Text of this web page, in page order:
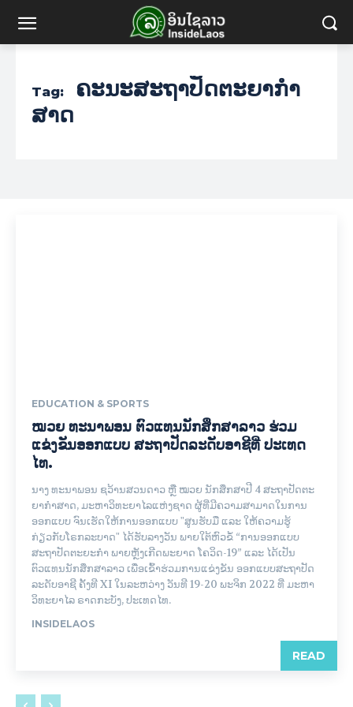
Tag:
ຄະນະສະຖາປັດຕະຍາກຳ
ສາດ
EDUCATION & SPORTS
ໝວຍ ທະນາພອນ ຕົວແທນນັກສຶກສາລາວ ຮ່ວມ
ແຂ່ງຂັນອອກແບບ ສະຖາປັດລະດັບອາຊີທີ່ ປະເທດ
ໄທ.
ນາງ ທະນາພອນ ຊວ້ານສວນດາວ ຫຼື ໝວຍ ນັກສຶກສາປີ 4 ສະຖາປັດຕະ
ຍາກໍາສາດ, ມະຫາວິທະຍາໄລແຫ່ງຊາດ ຜູ້ທີ່ມີຄວາມສາມາດໃນການ
ອອກແບບ ຈົນເຮັດໃຫ້ການອອກແບບ "ສູນຮັບມື ແລະ ໃຫ້ຄວາມຮູ້
ກ່ຽວກັບໂຣກລະບາດ" ໄດ້ຮັບລາງວັນ ພາຍໃຕ້ຫົວຂໍ້ “ການອອກແບບ
ສະຖາປັດຕະຍະກຳ ພາຍຫຼັງເກີດພະຍາດ ໂຄວິດ-19” ແລະ ໄດ້ເປັນ
ຕົວແທນນັກສຶກສາລາວ ເພື່ອເຂົ້າຮ່ວມການແຂ່ງຂັນ ອອກແບບສະຖາປັດ
ລະດັບອາຊີ ຄັ້ງທີ XI ໃນລະຫວ່າງ ວັນທີ 19-20 ພະຈິກ 2022 ທີ່ ມະຫາ
ວິທະຍາໄລ ຣາດກະບັງ, ປະເທດໄທ.
INSIDELAOS
READ